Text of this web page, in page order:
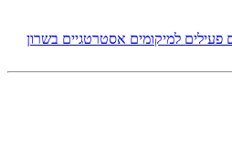
פעילים למיקומים אסטרטגיים בשרון